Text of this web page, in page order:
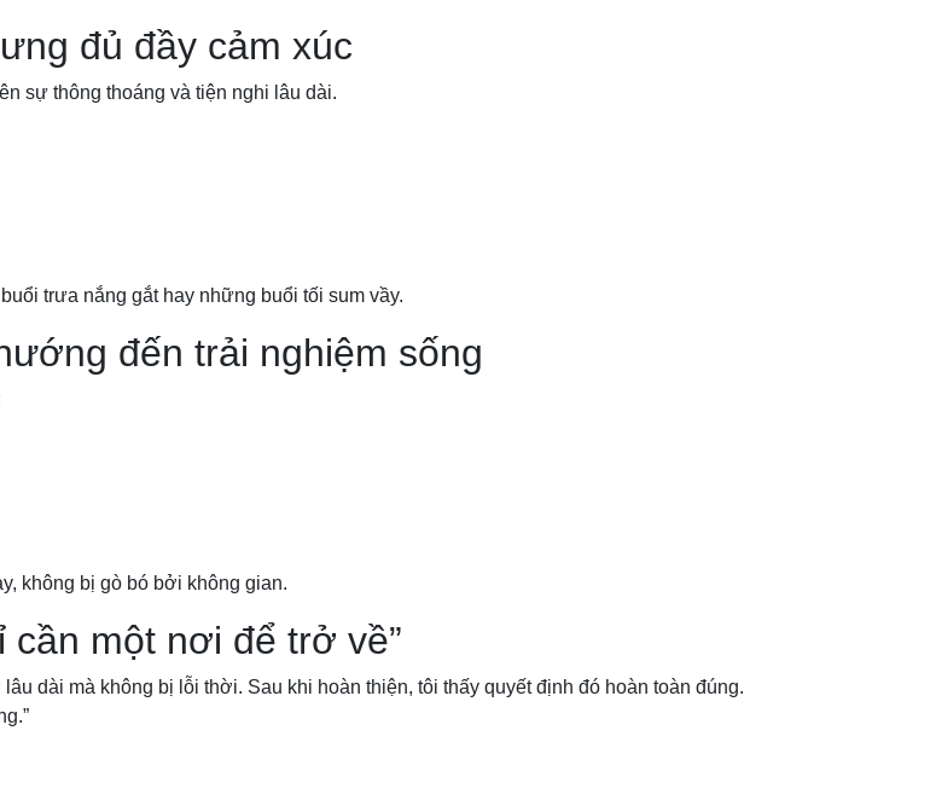
đủ đầy cảm xúc
sự thông thoáng và tiện nghi lâu dài.
trưa nắng gắt hay những buổi tối sum vầy.
đến trải nghiệm sống
không bị gò bó bởi không gian.
cần một nơi để trở về”
dài mà không bị lỗi thời. Sau khi hoàn thiện, tôi thấy quyết định đó hoàn toàn đúng.